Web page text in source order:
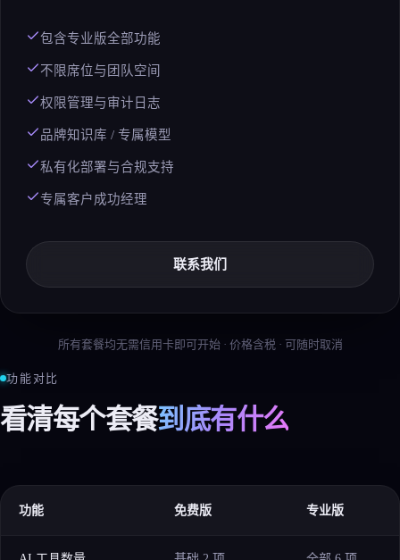
包含专业版全部功能
不限席位与团队空间
权限管理与审计日志
品牌知识库 / 专属模型
私有化部署与合规支持
专属客户成功经理
联系我们
所有套餐均无需信用卡即可开始 · 价格含税 · 可随时取消
功能对比
看清每个套餐到底有什么
功能 免费版 专业版